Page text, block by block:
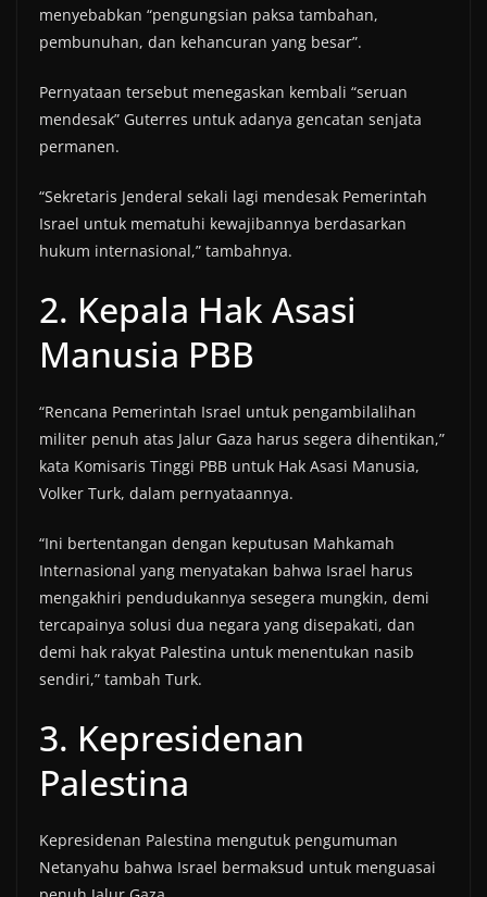
menyebabkan “pengungsian paksa tambahan,
pembunuhan, dan kehancuran yang besar”.
Pernyataan tersebut menegaskan kembali “seruan
mendesak” Guterres untuk adanya gencatan senjata
permanen.
“Sekretaris Jenderal sekali lagi mendesak Pemerintah
Israel untuk mematuhi kewajibannya berdasarkan
hukum internasional,” tambahnya.
2. Kepala Hak Asasi
Manusia PBB
“Rencana Pemerintah Israel untuk pengambilalihan
militer penuh atas Jalur Gaza harus segera dihentikan,”
kata Komisaris Tinggi PBB untuk Hak Asasi Manusia,
Volker Turk, dalam pernyataannya.
“Ini bertentangan dengan keputusan Mahkamah
Internasional yang menyatakan bahwa Israel harus
mengakhiri pendudukannya sesegera mungkin, demi
tercapainya solusi dua negara yang disepakati, dan
demi hak rakyat Palestina untuk menentukan nasib
sendiri,” tambah Turk.
3. Kepresidenan
Palestina
Kepresidenan Palestina mengutuk pengumuman
Netanyahu bahwa Israel bermaksud untuk menguasai